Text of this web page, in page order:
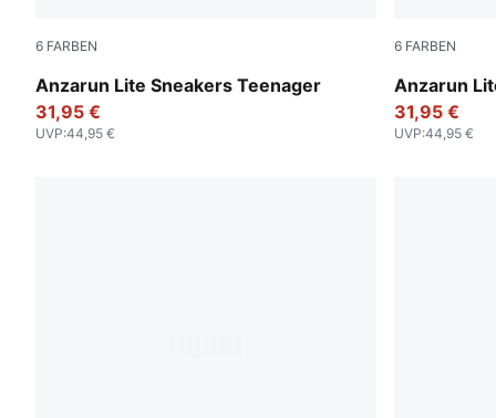
6 FARBEN
Anzarun Lite Sneakers Teenager
Puma Black-Ultra Gray
31,95 €
UVP:44,95 €
6 FARBEN
Anzarun
PUMA
31,95 €
UVP:44,95 €